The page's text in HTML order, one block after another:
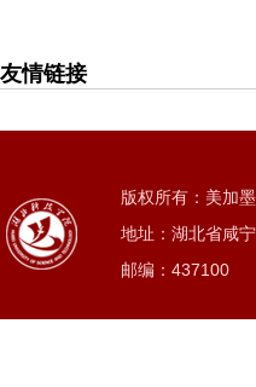
友情链接
版权所有：美加
地址：湖北省咸
邮编：437100